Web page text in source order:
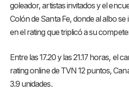
goleador, artistas invitados y el
Colón de Santa Fe, donde al albo
en el rating que triplicó a su
Entre las 17.20 y las 21.17 horas, el
rating online de TVN 12 puntos,
3.9 unidades.